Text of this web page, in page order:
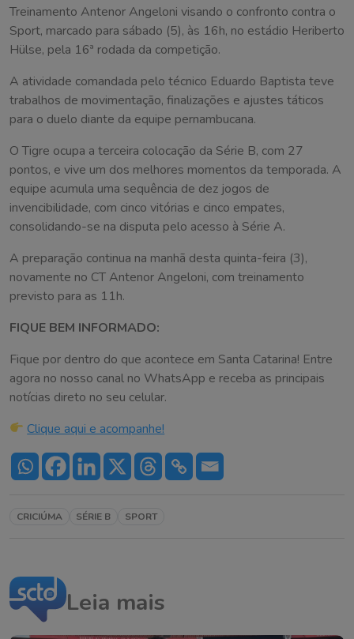
Treinamento Antenor Angeloni visando o confronto contra o
Sport, marcado para sábado (5), às 16h, no estádio Heriberto
Hülse, pela 16ª rodada da competição.
A atividade comandada pelo técnico Eduardo Baptista teve
trabalhos de movimentação, finalizações e ajustes táticos
para o duelo diante da equipe pernambucana.
O Tigre ocupa a terceira colocação da Série B, com 27
pontos, e vive um dos melhores momentos da temporada. A
equipe acumula uma sequência de dez jogos de
invencibilidade, com cinco vitórias e cinco empates,
consolidando-se na disputa pelo acesso à Série A.
A preparação continua na manhã desta quinta-feira (3),
novamente no CT Antenor Angeloni, com treinamento
previsto para as 11h.
FIQUE BEM INFORMADO:
Fique por dentro do que acontece em Santa Catarina! Entre
agora no nosso canal no WhatsApp e receba as principais
notícias direto no seu celular.
Clique aqui e acompanhe!
CRICIÚMA SÉRIE B SPORT
Leia mais